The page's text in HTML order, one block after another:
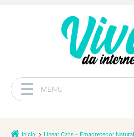
MENU
Início Linear Caps – Emagrecedor Natural